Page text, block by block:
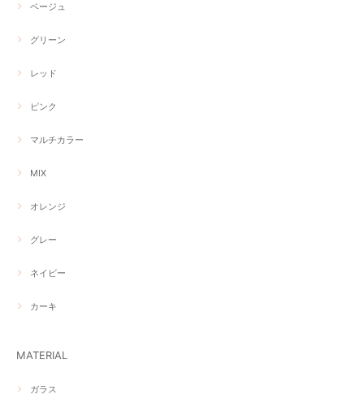
ベージュ
グリーン
レッド
ピンク
マルチカラー
MIX
オレンジ
グレー
ネイビー
カーキ
MATERIAL
ガラス